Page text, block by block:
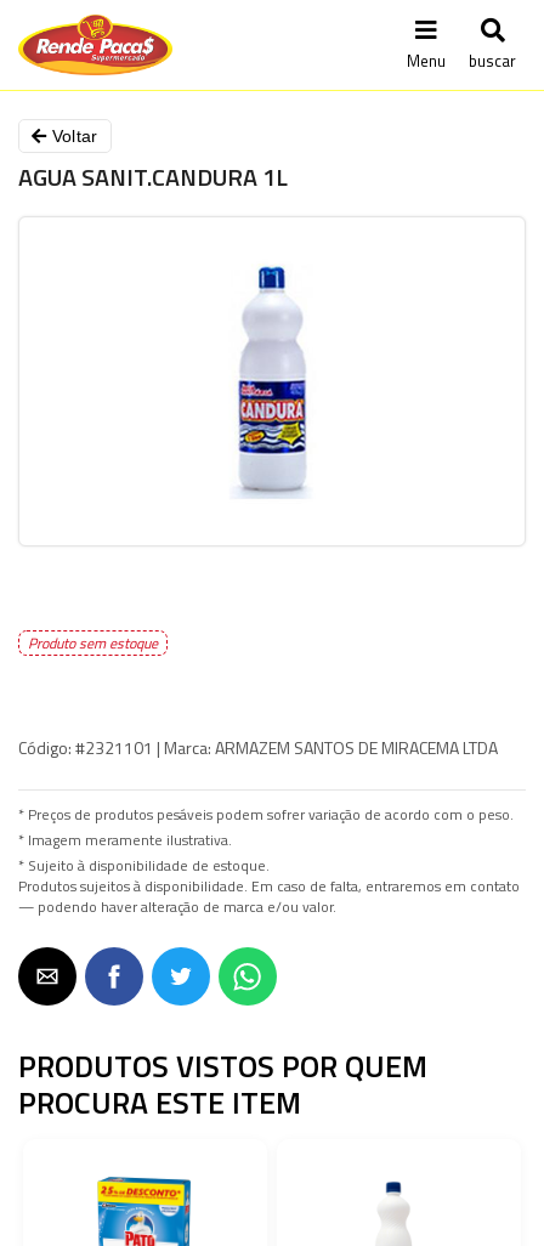
Menu buscar
Voltar
AGUA SANIT.CANDURA 1L
Produto sem estoque
Código:#2321101 | Marca:ARMAZEM SANTOS DE MIRACEMA LTDA
* Preços de produtos pesáveis podem sofrer variação de acordo com o peso.
* Imagem meramente ilustrativa.
* Sujeito à disponibilidade de estoque.
Produtos sujeitos à disponibilidade. Em caso de falta, entraremos em contato
— podendo haver alteração de marca e/ou valor.
PRODUTOS VISTOS POR QUEM
PROCURA ESTE ITEM